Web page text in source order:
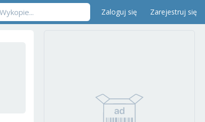
Zaloguj się Zarejestruj się